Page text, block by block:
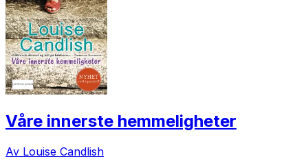
Våre innerste hemmeligheter
Av Louise Candlish